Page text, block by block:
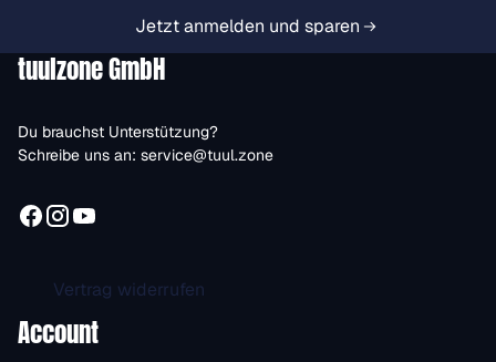
Jetzt anmelden und sparen
tuulzone GmbH
Du brauchst Unterstützung?
Schreibe uns an: service@tuul.zone
Vertrag widerrufen
Account